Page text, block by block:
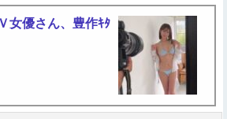
女優さん、豊作ｷﾀ